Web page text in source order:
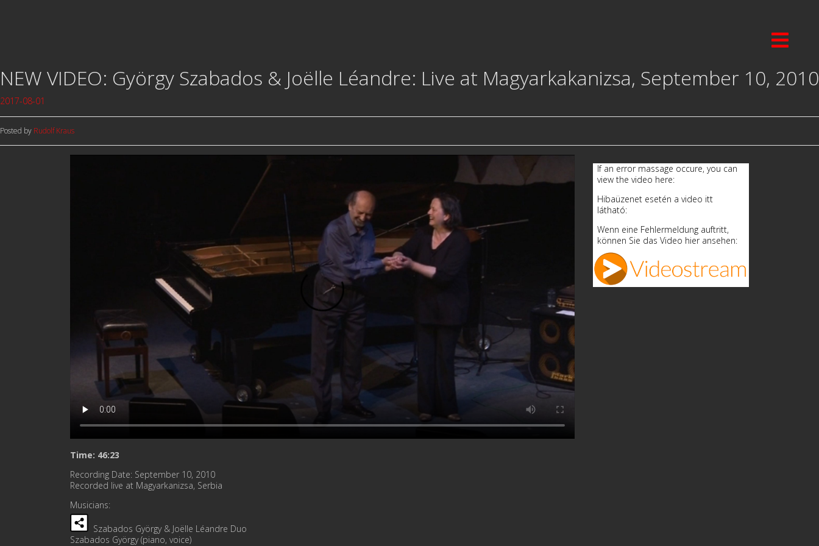
NEW VIDEO: György Szabados & Joëlle Léandre: Live at Magyarkakanizsa, September 10, 2010
2017-08-01
Posted by Rudolf Kraus
If an error massage occure, you can
view the video here:
Hibaüzenet esetén a video itt
látható:
Wenn eine Fehlermeldung auftritt,
können Sie das Video hier ansehen:
Time: 46:23
Recording Date: September 10, 2010
Recorded live at Magyarkanizsa, Serbia
Musicians:
Szabados György & Joëlle Léandre Duo
Szabados György (piano, voice)